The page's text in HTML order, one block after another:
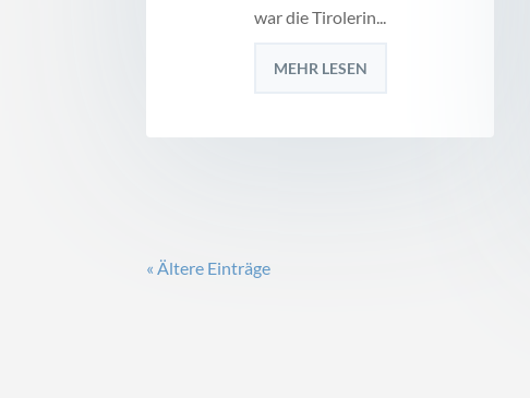
war die Tirolerin...
MEHR LESEN
« Ältere Einträge